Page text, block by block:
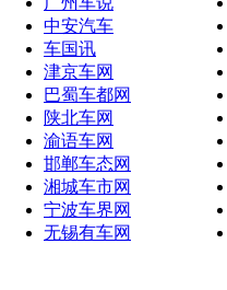
中安汽车
车国讯
津京车网
巴蜀车都网
陕北车网
渝语车网
邯郸车态网
湘城车市网
宁波车界网
无锡有车网